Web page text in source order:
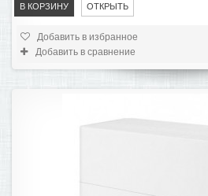
В КОРЗИНУ ОТКРЫТЬ
Добавить в избранное
Добавить в сравнение